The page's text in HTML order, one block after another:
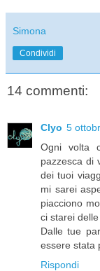
Simona
Condividi
14 commenti:
Clyo 5
Ogni volta
pazzesca di
dei tuoi
mi sarei
piacciono
ci starei
Dalle tue
essere stata
Rispondi